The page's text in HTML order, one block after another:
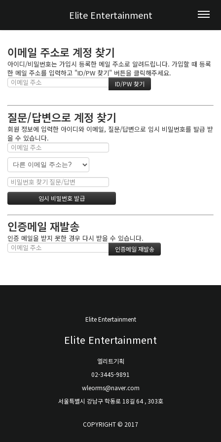
Elite Entertainment
이메일 주소로 계정 찾기
아이디/비밀번호는 가입시 등록한 메일 주소로 알려드립니다. 가입할 때 등록
한 메일 주소를 입력하고 "ID/PW 찾기" 버튼을 클릭해주세요.
질문/답변으로 계정 찾기
회원 정보에 입력한 아이디와 이메일, 질문/답변으로 임시 비밀번호를 발급 받
을 수 있습니다.
인증메일 재발송
인증 메일을 받지 못한 경우 다시 받을 수 있습니다.
Elite Entertainment
Elite Entertainment
엘리트기획
02-3445-9891
wleorms@naver.com
서울특별시 강남구 학동로 18길 64 , 303호
COPYRIGHT © 2017